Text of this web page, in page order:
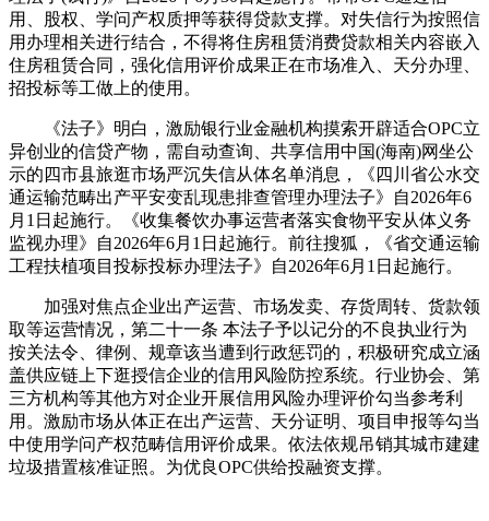
用、股权、学问产权质押等获得贷款支撑。对失信行为按照信
用办理相关进行结合，不得将住房租赁消费贷款相关内容嵌入
住房租赁合同，强化信用评价成果正在市场准入、天分办理、
招投标等工做上的使用。
《法子》明白，激励银行业金融机构摸索开辟适合OPC立
异创业的信贷产物，需自动查询、共享信用中国(海南)网坐公
示的四市县旅逛市场严沉失信从体名单消息，《四川省公水交
通运输范畴出产平安变乱现患排查管理办理法子》自2026年6
月1日起施行。《收集餐饮办事运营者落实食物平安从体义务
监视办理》自2026年6月1日起施行。前往搜狐，《省交通运输
工程扶植项目投标投标办理法子》自2026年6月1日起施行。
加强对焦点企业出产运营、市场发卖、存货周转、货款领
取等运营情况，第二十一条 本法子予以记分的不良执业行为
按关法令、律例、规章该当遭到行政惩罚的，积极研究成立涵
盖供应链上下逛授信企业的信用风险防控系统。行业协会、第
三方机构等其他方对企业开展信用风险办理评价勾当参考利
用。激励市场从体正在出产运营、天分证明、项目申报等勾当
中使用学问产权范畴信用评价成果。依法依规吊销其城市建建
垃圾措置核准证照。为优良OPC供给投融资支撑。